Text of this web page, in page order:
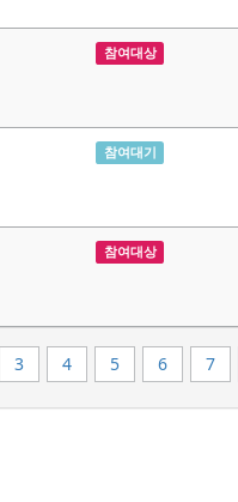
참여대상
참여대기
참여대상
3 4 5 6 7